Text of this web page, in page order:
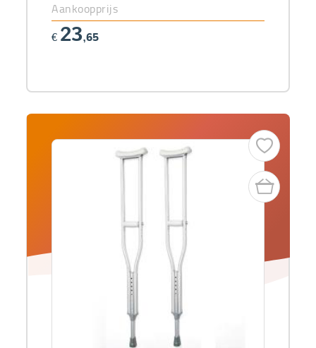
Aankoopprijs
€ 23,65